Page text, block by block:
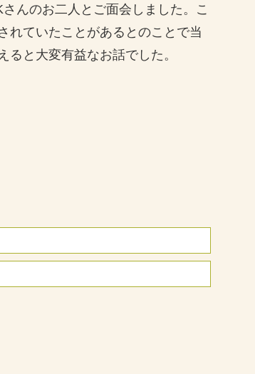
んのお二人とご面会しました。こ
れていたことがあるとのことで当
と大変有益なお話でした。